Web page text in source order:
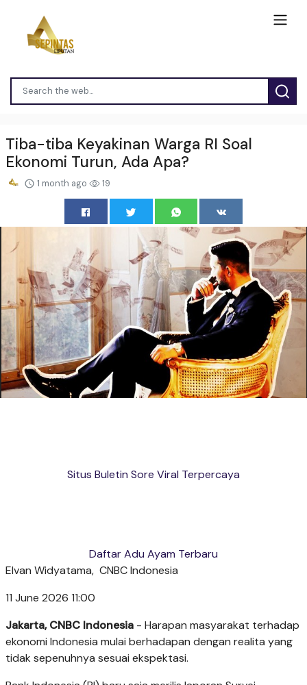
Tiba-tiba Keyakinan Warga RI Soal
Ekonomi Turun, Ada Apa?
1 month ago 19
Situs Buletin Sore Viral Terpercaya
Daftar Adu Ayam Terbaru
Elvan Widyatama, CNBC Indonesia
11 June 2026 11:00
Jakarta, CNBC Indonesia - Harapan masyarakat terhadap
ekonomi Indonesia mulai berhadapan dengan realita yang
tidak sepenuhnya sesuai ekspektasi.